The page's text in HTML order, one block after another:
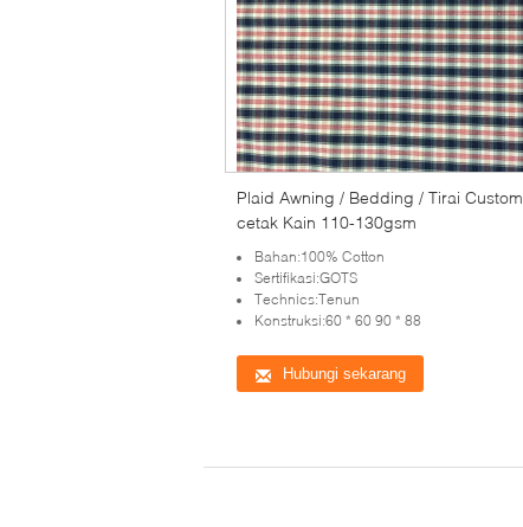
Plaid Awning / Bedding / Tirai Custom
cetak Kain 110-130gsm
Bahan:100% Cotton
Sertifikasi:GOTS
Technics:Tenun
Konstruksi:60 * 60 90 * 88
Hubungi sekarang